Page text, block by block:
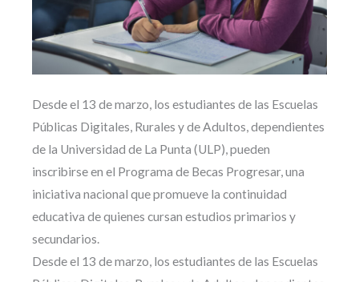
Desde el 13 de marzo, los estudiantes de las Escuelas
Públicas Digitales, Rurales y de Adultos, dependientes
de la Universidad de La Punta (ULP), pueden
inscribirse en el Programa de Becas Progresar, una
iniciativa nacional que promueve la continuidad
educativa de quienes cursan estudios primarios y
secundarios.
Desde el 13 de marzo, los estudiantes de las Escuelas